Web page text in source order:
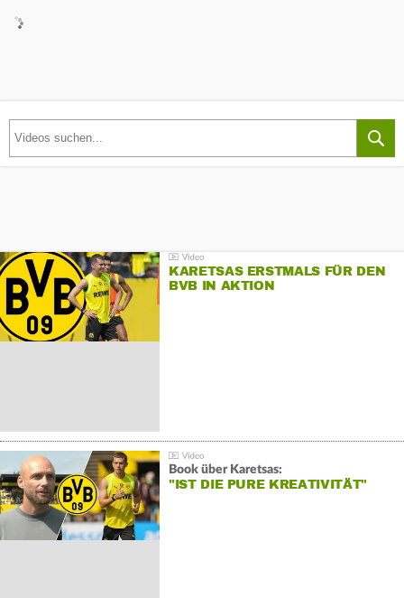
KARETSAS ERSTMALS FÜR DEN
BVB IN AKTION
Book über Karetsas:
"IST DIE PURE KREATIVITÄT"